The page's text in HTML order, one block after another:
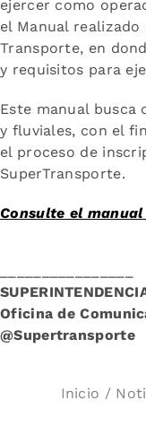
ejercer como
el Manual
Transporte, en
y requisitos para
Este manual
y fluviales, con el
el proceso de
SuperTransporte.
Consulte el
Oficina de
@Supertransporte
Inicio /